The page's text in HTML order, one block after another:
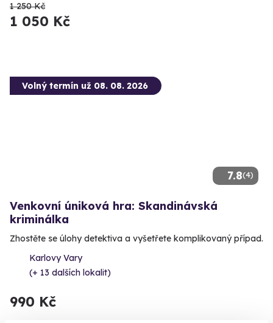
1 250 Kč
1 050 Kč
7.8(4)
Volný termín už 08. 08. 2026
Venkovní úniková hra: Skandinávská
kriminálka
Zhostěte se úlohy detektiva a vyšetřete komplikovaný případ.
Karlovy Vary
(+ 13 dalších lokalit)
990 Kč